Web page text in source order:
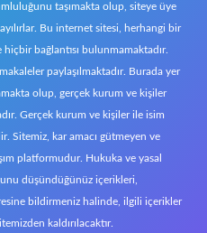
taşımakta olup, siteye üye
Bu internet sitesi, herhangi bir
bağlantısı bulunmamaktadır.
paylaşılmaktadır. Burada yer
olup, gerçek kurum ve kişiler
Gerçek kurum ve kişiler ile isim
Sitemiz, kar amacı gütmeyen ve
platformudur. Hukuka ve yasal
düşündüğünüz içerikleri,
bildirmeniz halinde, ilgili içerikler
kaldırılacaktır.